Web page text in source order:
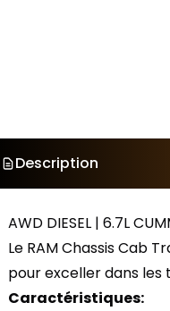
Description
AWD DIESEL | 6.7L
Le RAM Chassis Cab
pour exceller dans
Caractéristiques: